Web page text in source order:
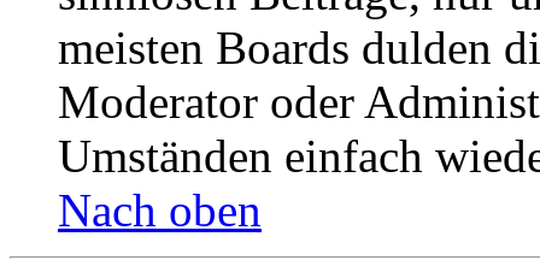
meisten Boards dulden
Moderator oder
Umständen einfach
Nach oben